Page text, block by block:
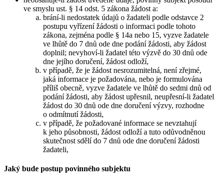
ve smyslu ust. § 14 odst. 5 zákona žádost a:
brání-li nedostatek údajů o žadateli podle odstavce 2
postupu vyřízení žádosti o informaci podle tohoto
zákona, zejména podle § 14a nebo 15, vyzve žadatele
ve lhůtě do 7 dnů ode dne podání žádosti, aby žádost
doplnil; nevyhoví-li žadatel této výzvě do 30 dnů ode
dne jejího doručení, žádost odloží,
v případě, že je žádost nesrozumitelná, není zřejmé,
jaká informace je požadována, nebo je formulována
příliš obecně, vyzve žadatele ve lhůtě do sedmi dnů od
podání žádosti, aby žádost upřesnil, neupřesní-li žadatel
žádost do 30 dnů ode dne doručení výzvy, rozhodne
o odmítnutí žádosti,
v případě, že požadované informace se nevztahují
k jeho působnosti, žádost odloží a tuto odůvodněnou
skutečnost sdělí do 7 dnů ode dne doručení žádosti
žadateli,
Jaký bude postup povinného subjektu